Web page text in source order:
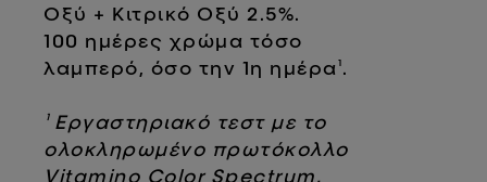
Οξύ + Κιτρικό Οξύ 2.5%.
100 ημέρες χρώμα τόσο
λαμπερό, όσο την 1η ημέρα¹.
¹ Εργαστηριακό τεστ με το
ολοκληρωμένο πρωτόκολλο
Vitamino Color Spectrum.